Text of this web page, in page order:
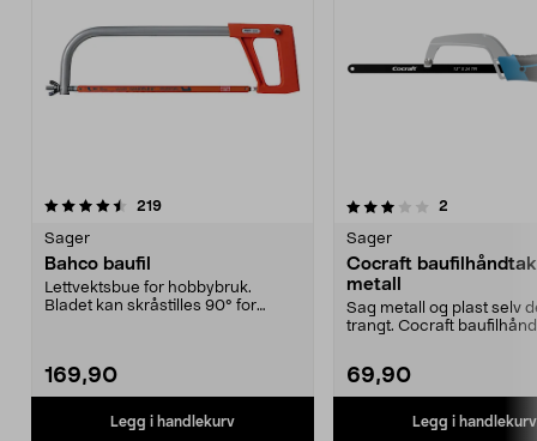
219anmeldelser
Sager
Bahco baufil
Lettvektsbue for hobbybruk.
Bladet kan skråstilles 90° for
169,90
Legg i handlekurv
3.5 av 5 stjerner 2
Sager
Cocraft
metall
Sag metall og plast selv
trangt. Cocraft
69,90
Legg i handlekurv
4.5 av 5 stjerner